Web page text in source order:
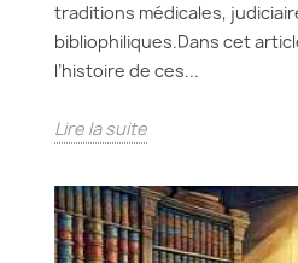
traditions médicales,
bibliophiliques.Dans cet
l’histoire de ces...
Lire la suite